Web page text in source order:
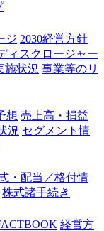
ジ 2030経営方針
ィスクロージャー
施状況 事業等のリ
想 売上高・損益
況 セグメント情
・配当／格付情
株式諸手続き
経営方